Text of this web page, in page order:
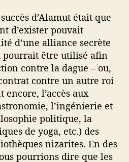
d’Alamut était que
d’exister pouvait
d’une alliance secrète
pourrait être utilisé afin
contre la dague – ou,
contre un autre roi
encore, l’accès aux
l’ingénierie et
politique, la
de yoga, etc.) des
nizarites. En des
pourrions dire que les